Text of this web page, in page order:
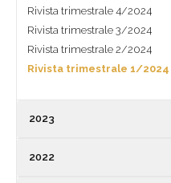
Rivista trimestrale 4/2024
Rivista trimestrale 3/2024
Rivista trimestrale 2/2024
Rivista trimestrale 1/2024
2023
2022